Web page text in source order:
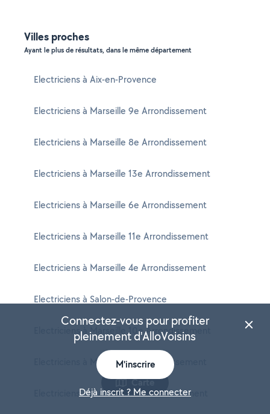
Villes proches
Ayant le plus de résultats, dans le même département
Electriciens à Aix-en-Provence
Electriciens à Marseille 9e Arrondissement
Electriciens à Marseille 8e Arrondissement
Electriciens à Marseille 13e Arrondissement
Electriciens à Marseille 6e Arrondissement
Electriciens à Marseille 11e Arrondissement
Electriciens à Marseille 4e Arrondissement
Electriciens à Salon-de-Provence
Electriciens à Marseille 10e Arrondissement
Electriciens à Marseille 5e Arrondissement
Electriciens à Marseille 1er Arrondissement
Carte
Connectez-vous pour profiter
pleinement d'AlloVoisins
M'inscrire
Déjà inscrit ? Me connecter